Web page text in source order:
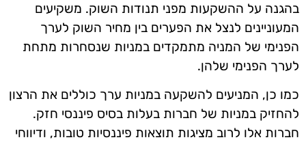
בהגנה על ההשקעות מפני תנודות השוק. משקיעים
המעוניינים לנצל את הפערים בין מחיר השוק לערך
הפנימי של המניה מתמקדים במניות שנסחרות מתחת
לערך הפנימי שלהן.
כמו כן, המניעים להשקעה במניות ערך כוללים את הרצון
להחזיק במניות של חברות בעלות בסיס פיננסי חזק.
חברות אלו לרוב מציגות תוצאות פיננסיות טובות, ודיווחי